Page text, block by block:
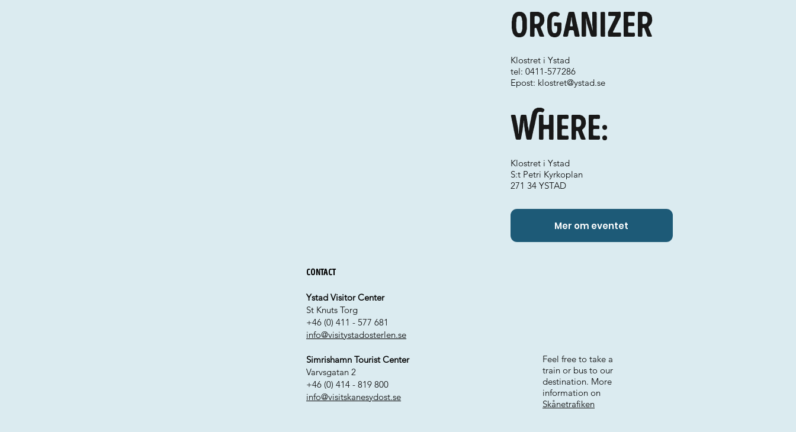
Where:
Organizer
Klostret i Ystad
tel: 0411-577286
Epost: klostret@ystad.se
Klostret i Ystad
S:t Petri Kyrkoplan
271 34 YSTAD
Mer om eventet
Contact
Ystad Visitor Center
St Knuts Torg
+46 (0) 411 - 577 681
info@visitystadosterlen.se
Simrishamn Tourist Center
Varvsgatan 2
+46 (0) 414 - 819 800
info@visitskanesydost.se
Feel free to take a
train or bus to our
destination. More
information on
Skånetrafiken